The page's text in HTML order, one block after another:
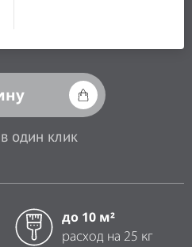
один клик
до 10 м²
расход на 25 кг